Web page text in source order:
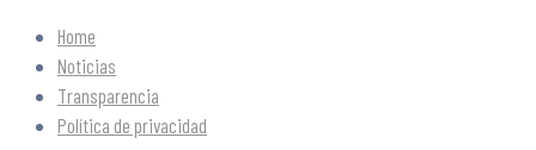
Home
Noticias
Transparencia
Política de privacidad